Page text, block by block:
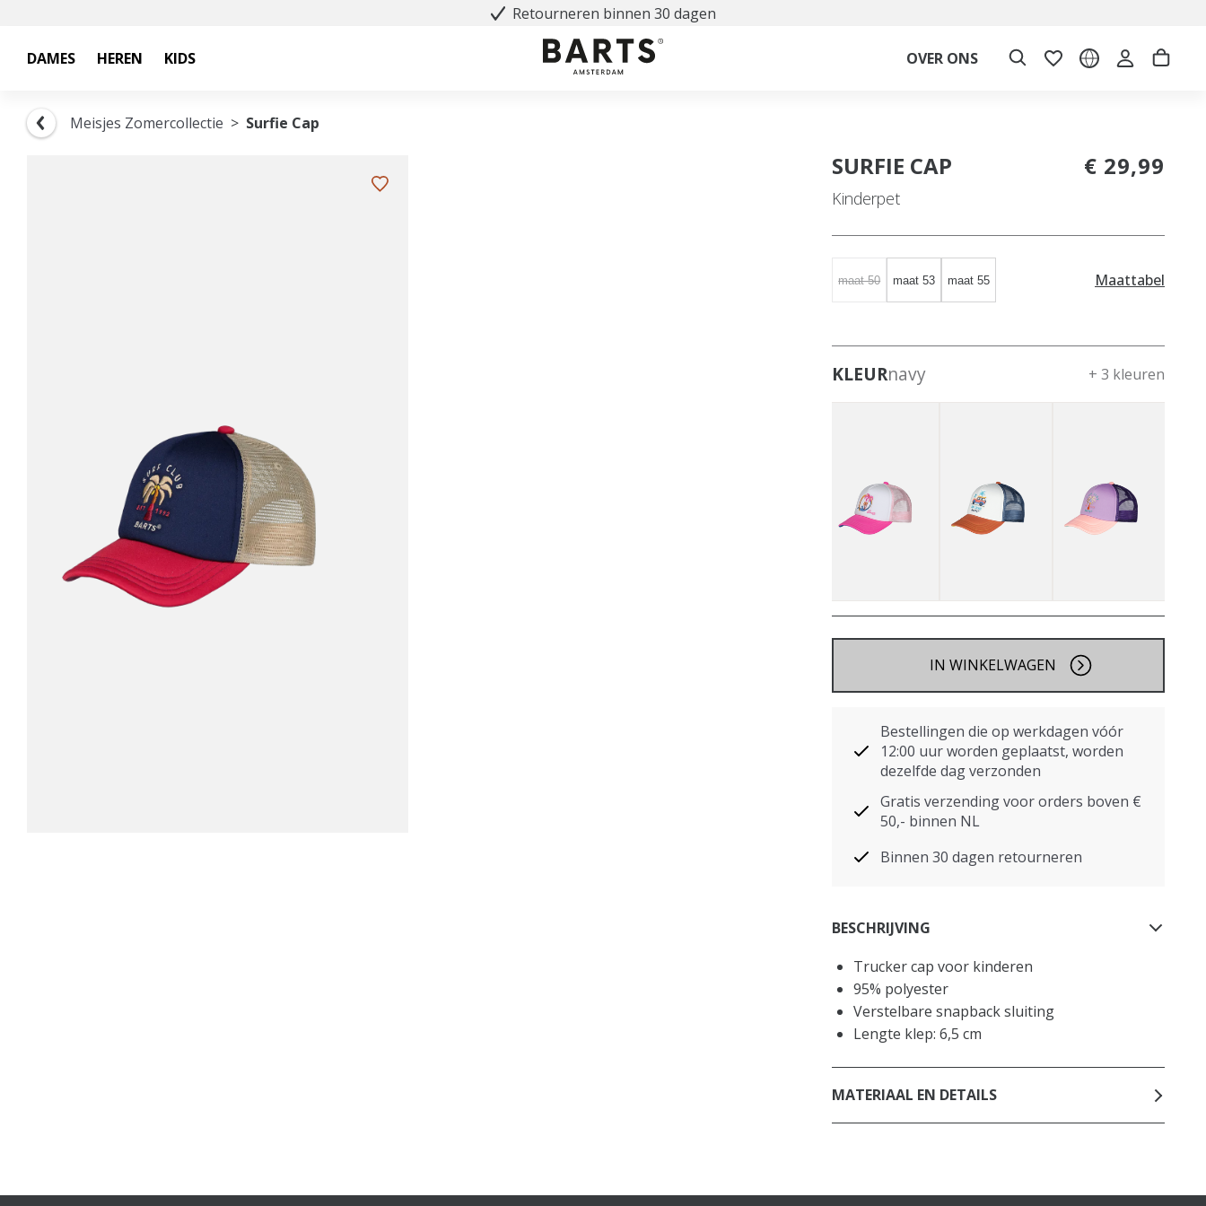
Retourneren binnen 30 dagen
DAMES HEREN KIDS OVER ONS
Meisjes Zomercollectie Surfie Cap
SURFIE CAP
Kinderpet
€ 29,99
maat 50 maat 53 maat 55 Maattabel
KLEURnavy + 3 kleuren
IN WINKELWAGEN
Bestellingen die op werkdagen vóór
12:00 uur worden geplaatst, worden
dezelfde dag verzonden
Gratis verzending voor orders boven €
50,- binnen NL
Binnen 30 dagen retourneren
BESCHRIJVING
Trucker cap voor kinderen
95% polyester
Verstelbare snapback sluiting
Lengte klep: 6,5 cm
MATERIAAL EN DETAILS